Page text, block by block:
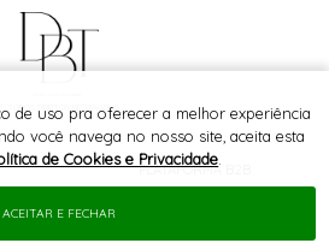
PLATAFORMA B2B
® TODOS DIREITOS RESERVADOS
de uso pra oferecer a melhor experiência
você navega no nosso site, aceita esta
de Cookies e Privacidade
ACEITAR E FECHAR